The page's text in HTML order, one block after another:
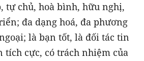
tự chủ, hoà bình, hữu nghị,
đa dạng hoá, đa phương
là bạn tốt, là đối tác tin
tích cực, có trách nhiệm của